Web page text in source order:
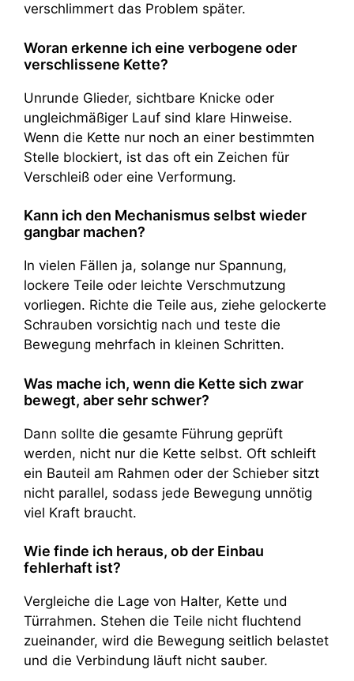
verschlimmert das Problem später.
Woran erkenne ich eine verbogene oder
verschlissene Kette?
Unrunde Glieder, sichtbare Knicke oder
ungleichmäßiger Lauf sind klare Hinweise.
Wenn die Kette nur noch an einer bestimmten
Stelle blockiert, ist das oft ein Zeichen für
Verschleiß oder eine Verformung.
Kann ich den Mechanismus selbst wieder
gangbar machen?
In vielen Fällen ja, solange nur Spannung,
lockere Teile oder leichte Verschmutzung
vorliegen. Richte die Teile aus, ziehe gelockerte
Schrauben vorsichtig nach und teste die
Bewegung mehrfach in kleinen Schritten.
Was mache ich, wenn die Kette sich zwar
bewegt, aber sehr schwer?
Dann sollte die gesamte Führung geprüft
werden, nicht nur die Kette selbst. Oft schleift
ein Bauteil am Rahmen oder der Schieber sitzt
nicht parallel, sodass jede Bewegung unnötig
viel Kraft braucht.
Wie finde ich heraus, ob der Einbau
fehlerhaft ist?
Vergleiche die Lage von Halter, Kette und
Türrahmen. Stehen die Teile nicht fluchtend
zueinander, wird die Bewegung seitlich belastet
und die Verbindung läuft nicht sauber.